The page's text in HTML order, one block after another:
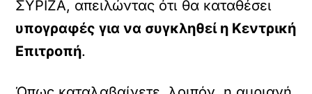
ΣΥΡΙΖΑ, απειλώντας ότι θα καταθέσει
υπογραφές για να συγκληθεί η Κεντρική
Επιτροπή.